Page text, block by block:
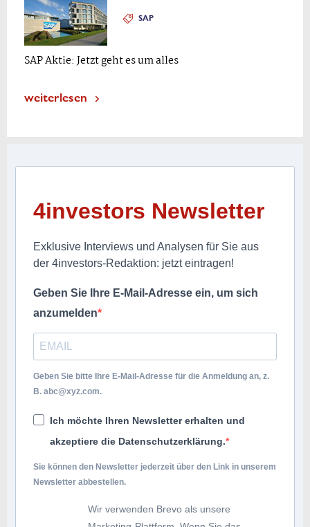
SAP
SAP Aktie: Jetzt geht es um alles
weiterlesen
4investors Newsletter
Exklusive Interviews und Analysen für Sie aus
der 4investors-Redaktion: jetzt eintragen!
Geben Sie Ihre E-Mail-Adresse ein, um sich
anzumelden
Geben Sie bitte Ihre E-Mail-Adresse für die Anmeldung an, z.
B. abc@xyz.com.
Ich möchte Ihren Newsletter erhalten und
akzeptiere die Datenschutzerklärung.
Sie können den Newsletter jederzeit über den Link in unserem
Newsletter abbestellen.
Wir verwenden Brevo als unsere